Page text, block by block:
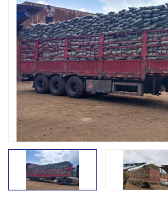
建筑陶粒
轻质陶粒